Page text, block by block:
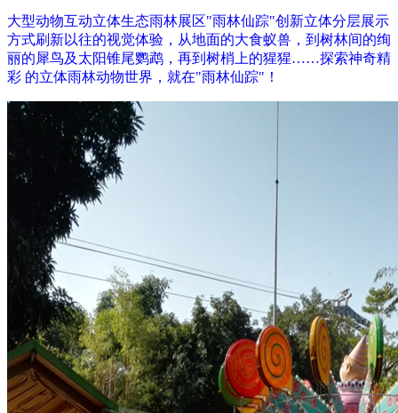
大型动物互动立体生态雨林展区"雨林仙踪"创新立体分层展示
方式刷新以往的视觉体验，从地面的大食蚁兽，到树林间的绚
丽的犀鸟及太阳锥尾鹦鹉，再到树梢上的猩猩……探索神奇精
彩 的立体雨林动物世界，就在"雨林仙踪"！